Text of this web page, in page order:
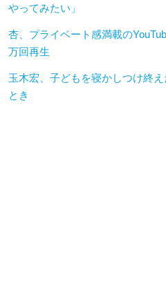
やってみたい」
杏、プライベート感満載の
万回再生
玉木宏、子どもを寝かしつけ終
とき